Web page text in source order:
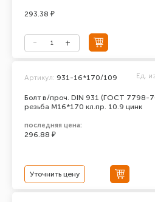
293.38 ₽
Болт в/проч. DIN 931 (ГОСТ 7798-
резьба М16*170 кл.пр. 10.9 цинк
Артикул: 931-16*170/109 Ед.
последняя цена:
296.88 ₽
Уточнить цену